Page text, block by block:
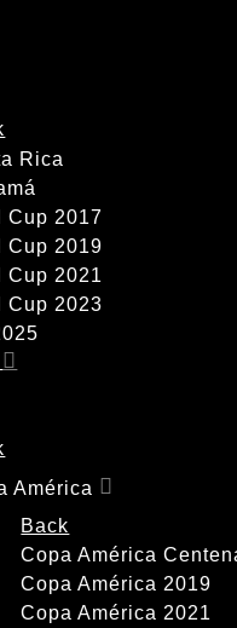
Rica
Cup 2017
Cup 2019
Cup 2021
Cup 2023
América
Back
Copa América
Copa América 2019
Copa América 2021